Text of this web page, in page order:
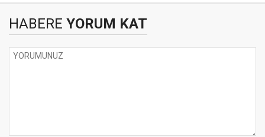
HABERE YORUM KAT